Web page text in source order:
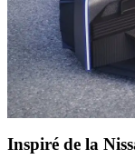
Inspiré de la